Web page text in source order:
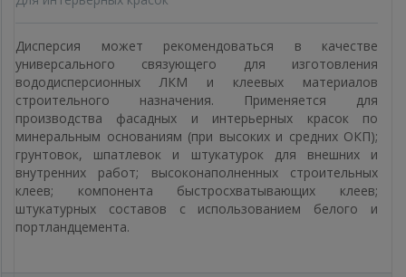
Дисперсия может рекомендоваться в качестве
универсального связующего для изготовления
вододисперсионных ЛКМ и клеевых материалов
строительного назначения. Применяется для
производства фасадных и интерьерных красок по
минеральным основаниям (при высоких и средних ОКП);
грунтовок, шпатлевок и штукатурок для внешних и
внутренних работ; высоконаполненных строительных
клеев; компонента быстросхватывающих клеев;
штукатурных составов с использованием белого и
портландцемента.